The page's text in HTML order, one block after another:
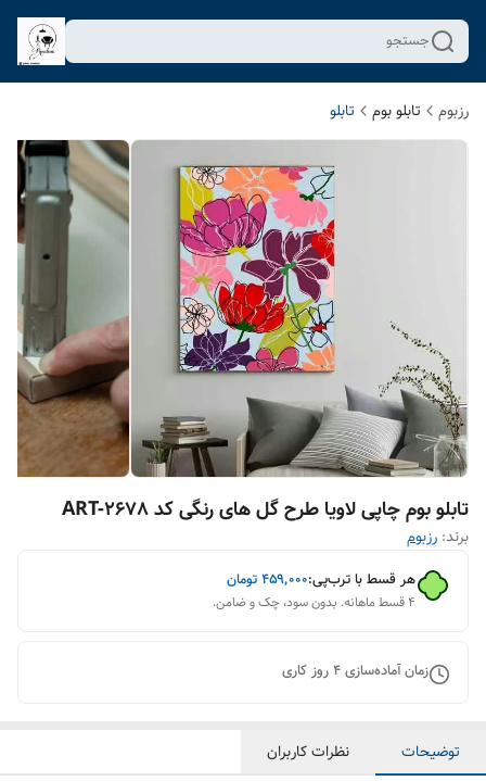
جستجو
رزبوم تابلو بوم تابلو
تابلو بوم چاپی لاویا طرح گل های رنگی کد ART-2678
برند: رزبوم
هر قسط با ترب‌پی:۴۵۹٬۰۰۰تومان
۴ قسط ماهانه. بدون سود، چک و ضامن.
زمان آماده‌سازی4روز کاری
توضیحات نظرات کاربران